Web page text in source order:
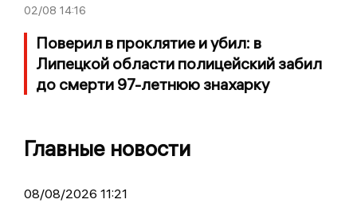
02/08 14:16
Поверил в проклятие и убил: в
Липецкой области полицейский забил
до смерти 97-летнюю знахарку
Главные новости
08/08/2026 11:21